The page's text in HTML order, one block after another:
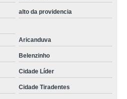
alto da providencia
Aricanduva
Belenzinho
Cidade Líder
Cidade Tiradentes